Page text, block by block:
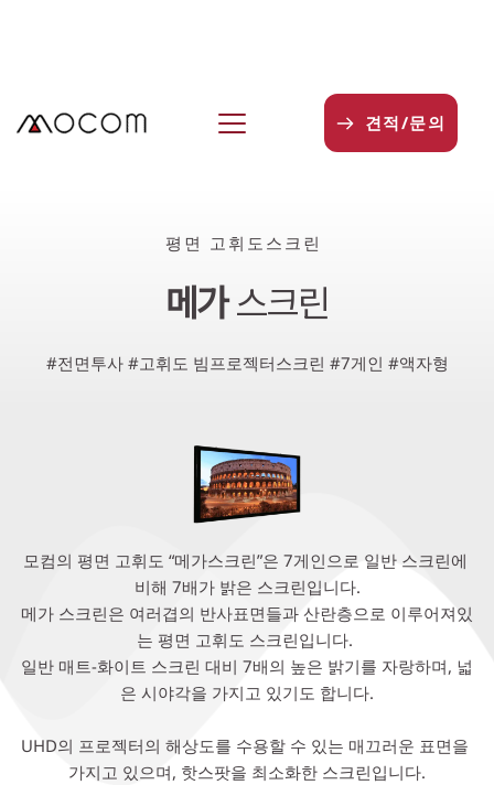
견적/문의
평면 고휘도스크린
메가 스크린
#전면투사 #고휘도 빔프로젝터스크린 #7게인 #액자형
모컴의 평면 고휘도 “메가스크린”은 7게인으로 일반 스크린에
비해 7배가 밝은 스크린입니다.
메가 스크린은 여러겹의 반사표면들과 산란층으로 이루어져있
는 평면 고휘도 스크린입니다.
일반 매트-화이트 스크린 대비 7배의 높은 밝기를 자랑하며, 넓
은 시야각을 가지고 있기도 합니다.
UHD의 프로젝터의 해상도를 수용할 수 있는 매끄러운 표면을
가지고 있으며, 핫스팟을 최소화한 스크린입니다.